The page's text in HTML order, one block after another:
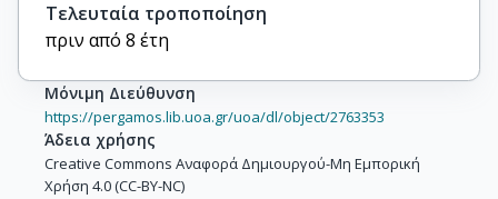
Τελευταία τροποποίηση
πριν από 8 έτη
Μόνιμη Διεύθυνση
https://pergamos.lib.uoa.gr/uoa/dl/object/2763353
Άδεια χρήσης
Creative Commons Αναφορά Δημιουργού-Μη Εμπορική
Χρήση 4.0 (CC-BY-NC)